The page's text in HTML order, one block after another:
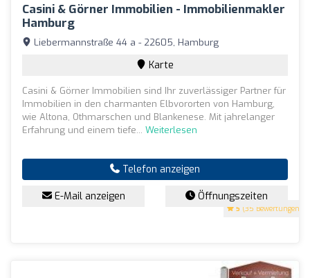
Casini & Görner Immobilien - Immobilienmakler
Hamburg
5 (35 Bewertungen)
Liebermannstraße 44 a - 22605, Hamburg
Karte
Casini & Görner Immobilien sind Ihr zuverlässiger Partner für
Immobilien in den charmanten Elbvororten von Hamburg,
wie Altona, Othmarschen und Blankenese. Mit jahrelanger
Erfahrung und einem tiefe... Weiterlesen
Telefon anzeigen
E-Mail anzeigen Öffnungszeiten